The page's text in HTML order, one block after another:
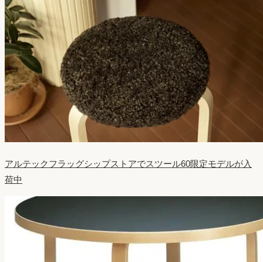
アルテックフラッグシップストアでスツール60限定モデルが入
荷中